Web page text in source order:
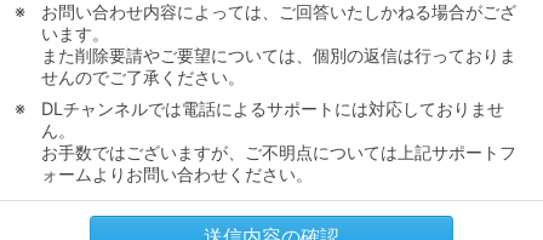
お問い合わせ内容によっては、ご回答いたしかねる場合がござ
います。
また削除要請やご要望については、個別の返信は行っておりま
せんのでご了承ください。
DLチャンネルでは電話によるサポートには対応しておりませ
ん。
お手数ではございますが、ご不明点については上記サポートフ
ォームよりお問い合わせください。